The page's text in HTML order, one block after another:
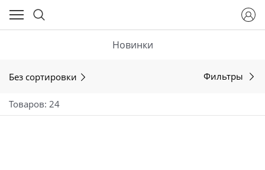
Новинки
Без сортировки Фильтры
Товаров: 24